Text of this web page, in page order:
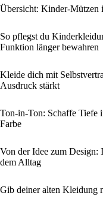
Übersicht: Kinder-Mützen
So pflegst du
Funktion länger bewahren
Kleide dich mit
Ausdruck stärkt
Ton-in-Ton: Schaffe Tiefe
Farbe
Von der Idee zum Design:
dem Alltag
Gib deiner alten Kleidung